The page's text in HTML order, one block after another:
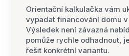
Orientační kalkulačka vám
vypadat financování domu v
Výsledek není závazná
pomůže rychle odhadnout,
řešit konkrétní variantu.